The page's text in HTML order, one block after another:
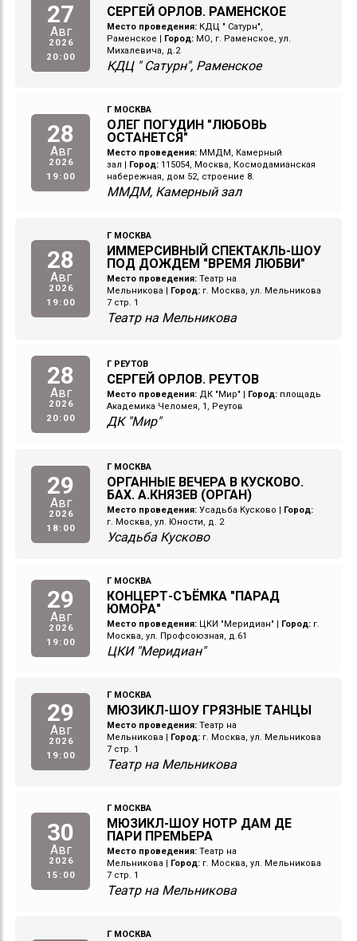
27
Авг
2026
20:00
СЕРГЕЙ ОРЛОВ. РАМЕНСКОЕ
Место проведения: КДЦ " Сатурн",
Раменское
Город: МО, г. Раменское, ул.
Михалевича, д.2
КДЦ " Сатурн", Раменское
28
Авг
2026
19:00
Г МОСКВА
ОЛЕГ ПОГУДИН "ЛЮБОВЬ
ОСТАНЕТСЯ"
Место проведения: ММДМ, Камерный
зал
Город: 115054, Москва, Космодамианская
набережная, дом 52, строение 8.
ММДМ, Камерный зал
28
Авг
2026
19:00
Г МОСКВА
ИММЕРСИВНЫЙ СПЕКТАКЛЬ-ШОУ
ПОД ДОЖДЕМ "ВРЕМЯ ЛЮБВИ"
Место проведения: Театр на
Мельникова
Город: г. Москва, ул. Мельникова
7 стр. 1
Театр на Мельникова
28
Авг
2026
20:00
Г РЕУТОВ
СЕРГЕЙ ОРЛОВ. РЕУТОВ
Место проведения: ДК "Мир" | Город: площадь
Академика Челомея, 1, Реутов
ДК "Мир"
29
Авг
2026
18:00
Г МОСКВА
ОРГАННЫЕ ВЕЧЕРА В КУСКОВО.
БАХ. А.КНЯЗЕВ (ОРГАН)
Место проведения: Усадьба Кусково
Город:
г. Москва, ул. Юности, д. 2
Усадьба Кусково
29
Авг
2026
19:00
Г МОСКВА
КОНЦЕРТ-СЪЁМКА "ПАРАД
ЮМОРА"
Место проведения: ЦКИ "Меридиан" Город: г.
Москва, ул. Профсоюзная, д.61
ЦКИ "Меридиан"
29
Авг
2026
19:00
Г МОСКВА
МЮЗИКЛ-ШОУ ГРЯЗНЫЕ ТАНЦЫ
Место проведения: Театр на
Мельникова
Город: г. Москва, ул. Мельникова
7 стр. 1
Театр на Мельникова
30
Авг
2026
15:00
Г МОСКВА
МЮЗИКЛ-ШОУ НОТР ДАМ ДЕ
ПАРИ ПРЕМЬЕРА
Место проведения: Театр на
Мельникова
Город: г. Москва, ул. Мельникова
7 стр. 1
Театр на Мельникова
Г МОСКВА